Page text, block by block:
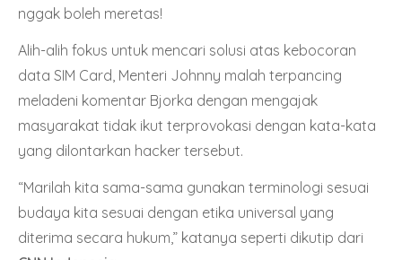
nggak boleh meretas!
Alih-alih fokus untuk mencari solusi atas kebocoran
data SIM Card, Menteri Johnny malah terpancing
meladeni komentar Bjorka dengan mengajak
masyarakat tidak ikut terprovokasi dengan kata-kata
yang dilontarkan hacker tersebut.
“Marilah kita sama-sama gunakan terminologi sesuai
budaya kita sesuai dengan etika universal yang
diterima secara hukum,” katanya seperti dikutip dari